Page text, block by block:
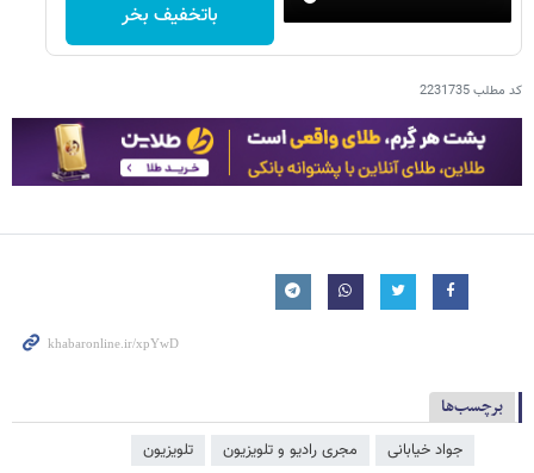
باتخفیف بخر
کد مطلب2231735
برچسب‌ها
جواد خیابانی مجری رادیو و تلویزیون تلویزیون